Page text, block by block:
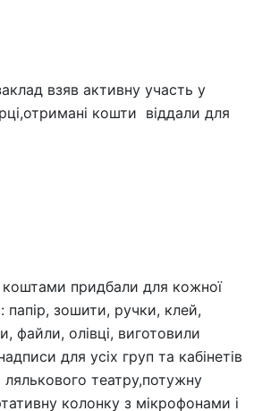
взяв активну участь у
кошти віддали для
придбали для кожної
папір, зошити, ручки, клей,
файли, олівці, виготовили
для усіх груп та кабінетів
театру,потужну
колонку з мікрофонами і